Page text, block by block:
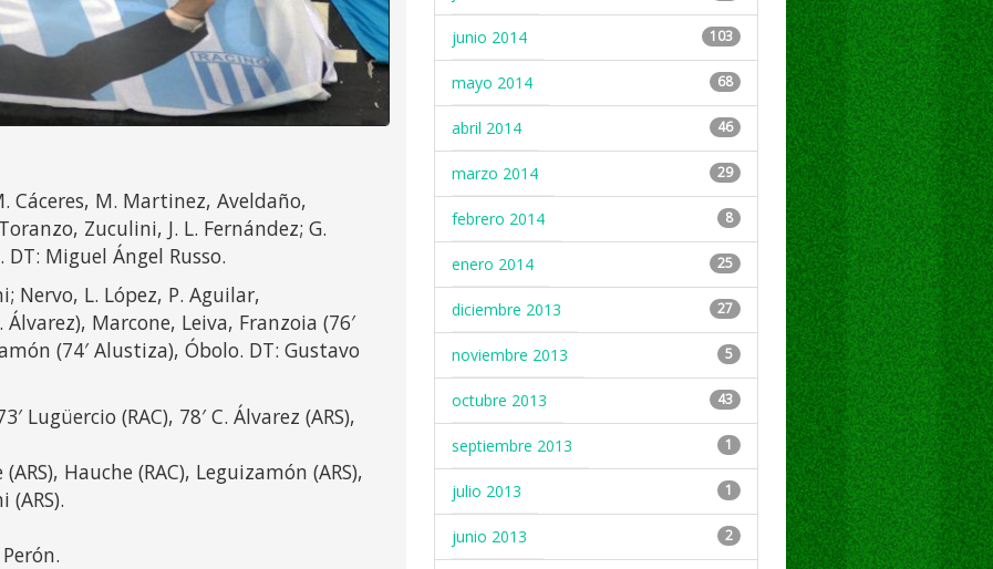
Cáceres, M. Martinez, Aveldaño,
Zuculini, J. L. Fernández; G.
Miguel Ángel Russo.
Nervo, L. López, P. Aguilar,
Álvarez), Marcone, Leiva, Franzoia (76′
(74′ Alustiza), Óbolo. DT: Gustavo
Lugüercio (RAC), 78′ C. Álvarez (ARS),
Hauche (RAC), Leguizamón (ARS),
(ARS).
junio 2014 103
mayo 2014 68
abril 2014 46
marzo 2014 29
febrero 2014 8
enero 2014 25
diciembre 2013 27
noviembre 2013 5
octubre 2013 43
septiembre 2013 1
julio 2013 1
junio 2013 2